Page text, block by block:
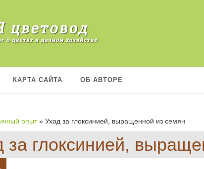
КАРТА САЙТА ОБ АВТОРЕ
опыт» Уход за глоксинией, выращенной из семян
за глоксинией,